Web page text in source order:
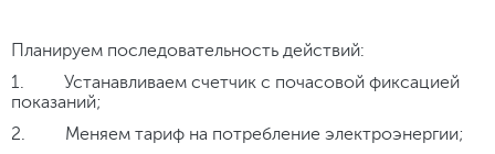
Планируем последовательность действий:
1. Устанавливаем счетчик с почасовой фиксацией
показаний;
2. Меняем тариф на потребление электроэнергии;